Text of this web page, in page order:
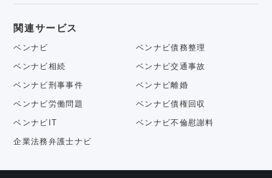
関連サービス
ベンナビ ベンナビ債務整理
ベンナビ相続 ベンナビ交通事故
ベンナビ刑事事件 ベンナビ離婚
ベンナビ労働問題 ベンナビ債権回収
ベンナビIT ベンナビ不倫慰謝料
企業法務弁護士ナビ